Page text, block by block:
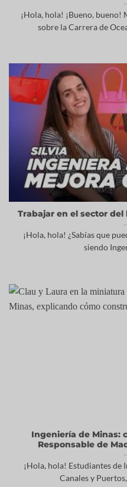
¡Hola, hola! ¡Bueno,
sobre la Carrera de
Trabajar en el sector
¡Hola, hola! ¿Sabías que
siendo
Ingeniería de Minas:
Responsable de
¡Hola, hola! Estudiantes de
Canales y